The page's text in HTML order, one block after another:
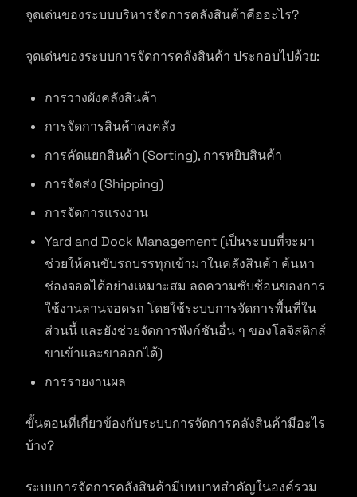
จุดเด่นของระบบบริหารจัดการคลังสินค้าคืออะไร?
จุดเด่นของระบบการจัดการคลังสินค้า ประกอบไปด้วย:
การวางผังคลังสินค้า
การจัดการสินค้าคงคลัง
การคัดแยกสินค้า (Sorting), การหยิบสินค้า
การจัดส่ง (Shipping)
การจัดการแรงงาน
Yard and Dock Management (เป็นระบบที่จะมา
ช่วยให้คนขับรถบรรทุกเข้ามาในคลังสินค้า ค้นหา
ช่องจอดได้อย่างเหมาะสม ลดความซับซ้อนของการ
ใช้งานลานจอดรถ โดยใช้ระบบการจัดการพื้นที่ใน
ส่วนนี้ และยังช่วยจัดการฟังก์ชันอื่น ๆ ของโลจิสติกส์
ขาเข้าและขาออกได้)
การรายงานผล
ขั้นตอนที่เกี่ยวข้องกับระบบการจัดการคลังสินค้ามีอะไร
บ้าง?
ระบบการจัดการคลังสินค้ามีบทบาทสำคัญในองค์รวม